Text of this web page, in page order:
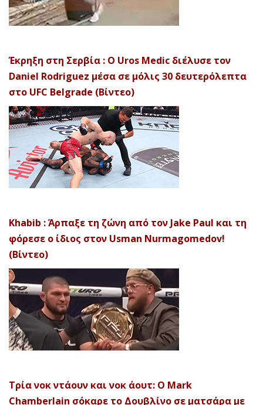
Έκρηξη στη Σερβία : Ο Uros Medic διέλυσε τον
Daniel Rodriguez μέσα σε μόλις 30 δευτερόλεπτα
στο UFC Belgrade (Βίντεο)
Khabib : Άρπαξε τη ζώνη από τον Jake Paul και τη
φόρεσε ο ίδιος στον Usman Nurmagomedov!
(Βίντεο)
Τρία νοκ ντάουν και νοκ άουτ: Ο Mark
Chamberlain σόκαρε το Δουβλίνο σε ματσάρα με